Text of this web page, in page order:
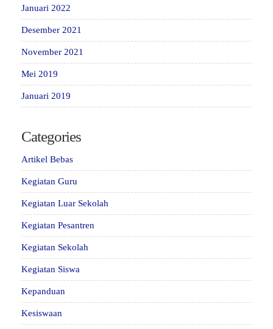
Januari 2022
Desember 2021
November 2021
Mei 2019
Januari 2019
Categories
Artikel Bebas
Kegiatan Guru
Kegiatan Luar Sekolah
Kegiatan Pesantren
Kegiatan Sekolah
Kegiatan Siswa
Kepanduan
Kesiswaan